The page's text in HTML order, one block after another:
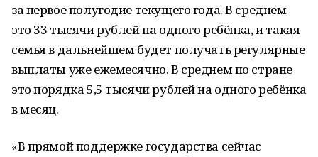
за первое полугодие текущего года. В среднем
это 33 тысячи рублей на одного ребёнка, и такая
семья в дальнейшем будет получать регулярные
выплаты уже ежемесячно. В среднем по стране
это порядка 5,5 тысячи рублей на одного ребёнка
в месяц.
«В прямой поддержке государства сейчас